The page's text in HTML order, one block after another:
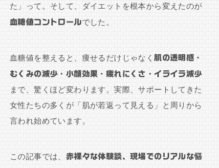
た」って。そして、ダイエットを根本から変えたのが
血糖値コントロールでした。
血糖値を整えると、痩せるだけじゃなく肌の透明感・
むくみの減少・小顔効果・疲れにくさ・イライラ減少
まで、驚くほど変わります。実際、サポートしてきた
女性たちの多くが「肌が若返って見える」と周りから
言われ始めています。
この記事では、 赤裸々な体験談、現場でのリアルな悩